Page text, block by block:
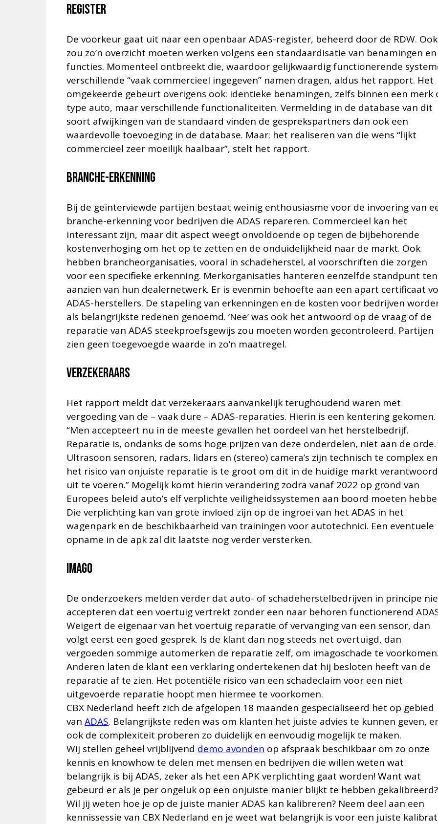
Register
De voorkeur gaat uit naar een openbaar ADAS-register, beheerd door de RDW. Ook
zou zo’n overzicht moeten werken volgens een standaardisatie van benamingen en
functies. Momenteel ontbreekt die, waardoor gelijkwaardig functionerende
verschillende “vaak commercieel ingegeven” namen dragen, aldus het rapport. Het
omgekeerde gebeurt overigens ook: identieke benamingen, zelfs binnen een merk
type auto, maar verschillende functionaliteiten. Vermelding in de database van dit
soort afwijkingen van de standaard vinden de gesprekspartners dan ook een
waardevolle toevoeging in de database. Maar: het realiseren van die wens “lijkt
commercieel zeer moeilijk haalbaar”, stelt het rapport.
Branche-erkenning
Bij de geïnterviewde partijen bestaat weinig enthousiasme voor de invoering van
branche-erkenning voor bedrijven die ADAS repareren. Commercieel kan het
interessant zijn, maar dit aspect weegt onvoldoende op tegen de bijbehorende
kostenverhoging om het op te zetten en de onduidelijkheid naar de markt. Ook
hebben brancheorganisaties, vooral in schadeherstel, al voorschriften die zorgen
voor een specifieke erkenning. Merkorganisaties hanteren eenzelfde standpunt ten
aanzien van hun dealernetwerk. Er is evenmin behoefte aan een apart certificaat
ADAS-herstellers. De stapeling van erkenningen en de kosten voor bedrijven
als belangrijkste redenen genoemd. ‘Nee’ was ook het antwoord op de vraag of de
reparatie van ADAS steekproefsgewijs zou moeten worden gecontroleerd. Partijen
zien geen toegevoegde waarde in zo’n maatregel.
Verzekeraars
Het rapport meldt dat verzekeraars aanvankelijk terughoudend waren met
vergoeding van de – vaak dure – ADAS-reparaties. Hierin is een kentering gekomen.
“Men accepteert nu in de meeste gevallen het oordeel van het herstelbedrijf.
Reparatie is, ondanks de soms hoge prijzen van deze onderdelen, niet aan de orde.
Ultrasoon sensoren, radars, lidars en (stereo) camera’s zijn technisch te complex en
het risico van onjuiste reparatie is te groot om dit in de huidige markt verantwoord
uit te voeren.” Mogelijk komt hierin verandering zodra vanaf 2022 op grond van
Europees beleid auto’s elf verplichte veiligheidssystemen aan boord moeten
Die verplichting kan van grote invloed zijn op de ingroei van het ADAS in het
wagenpark en de beschikbaarheid van trainingen voor autotechnici. Een eventuele
opname in de apk zal dit laatste nog verder versterken.
Imago
De onderzoekers melden verder dat auto- of schadeherstelbedrijven in principe
accepteren dat een voertuig vertrekt zonder een naar behoren functionerend
Weigert de eigenaar van het voertuig reparatie of vervanging van een sensor, dan
volgt eerst een goed gesprek. Is de klant dan nog steeds net overtuigd, dan
vergoeden sommige automerken de reparatie zelf, om imagoschade te
Anderen laten de klant een verklaring ondertekenen dat hij besloten heeft van de
reparatie af te zien. Het potentiële risico van een schadeclaim voor een niet
uitgevoerde reparatie hoopt men hiermee te voorkomen.
CBX Nederland heeft zich de afgelopen 18 maanden gespecialiseerd het op gebied
vanADAS. Belangrijkste reden was om klanten het juiste advies te kunnen geven,
ook de complexiteit proberen zo duidelijk en eenvoudig mogelijk te maken.
Wij stellen geheel vrijblijvend demo avonden op afspraak beschikbaar om zo onze
kennis en knowhow te delen met mensen en bedrijven die willen weten wat
belangrijk is bij ADAS, zeker als het een APK verplichting gaat worden! Want wat
gebeurd er als je per ongeluk op een onjuiste manier blijkt te hebben gekalibreerd?
Wil jij weten hoe je op de juiste manier ADAS kan kalibreren? Neem deel aan een
kennissessie van CBX Nederland en je weet wat belangrijk is voor een juiste